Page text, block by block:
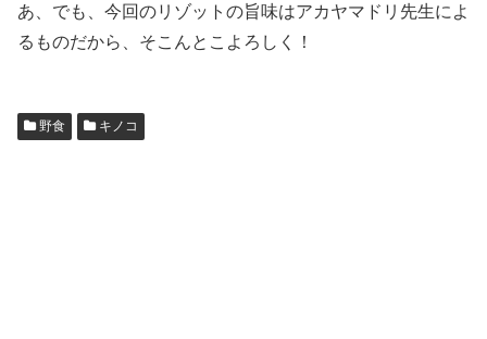
あ、でも、今回のリゾットの旨味はアカヤマドリ先生によ
るものだから、そこんとこよろしく！
野食 キノコ